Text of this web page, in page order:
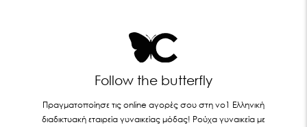
Follow the butterfly
Πραγματοποίησε τις online αγορές σου στη νο1 Ελληνική
διαδικτυακή εταιρεία γυναικείας μόδας! Ρούχα γυναικεία με